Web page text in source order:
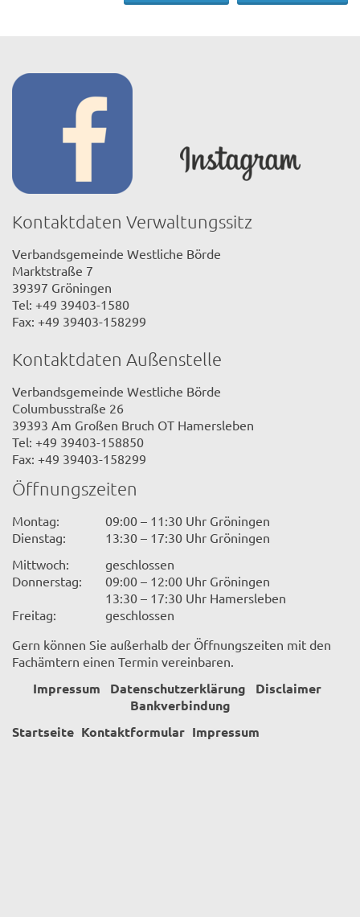
Kontaktdaten Verwaltungssitz
Verbandsgemeinde Westliche Börde
Marktstraße 7
39397 Gröningen
Tel: +49 39403-1580
Fax: +49 39403-158299
Kontaktdaten Außenstelle
Verbandsgemeinde Westliche Börde
Columbusstraße 26
39393 Am Großen Bruch OT Hamersleben
Tel: +49 39403-158850
Fax: +49 39403-158299
Öffnungszeiten
Montag:
09:00 – 11:30 Uhr Gröningen
Dienstag:
13:30 – 17:30 Uhr Gröningen
Mittwoch:
geschlossen
Donnerstag:
09:00 – 12:00 Uhr Gröningen
13:30 – 17:30 Uhr Hamersleben
Freitag:
geschlossen
Gern können Sie außerhalb der Öffnungszeiten mit den
Fachämtern einen Termin vereinbaren.
Impressum Datenschutzerklärung
Disclaimer
Bankverbindung
Startseite Kontaktformular Impressum